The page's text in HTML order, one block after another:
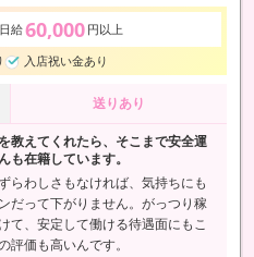
給60,000 円以上
入店祝い金あり
送りあり
教えてくれたら、そこまで安全運
も在籍しています。
らわしさもなければ、気持ちにも
だって下がりません。がっつり稼
て、安定して働ける待遇面にもこ
価も高いんです。